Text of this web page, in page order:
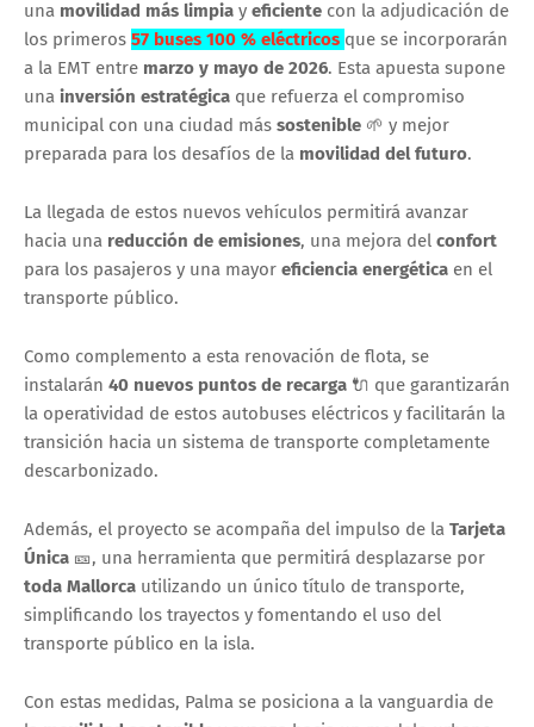
una movilidad más limpia y eficiente con la adjudicación de
los primeros 57 buses 100 % eléctricos que se incorporarán
a la EMT entre marzo y mayo de 2026. Esta apuesta supone
una inversión estratégica que refuerza el compromiso
municipal con una ciudad más sostenible 🌱 y mejor
preparada para los desafíos de la movilidad del futuro.
La llegada de estos nuevos vehículos permitirá avanzar
hacia una reducción de emisiones, una mejora del confort
para los pasajeros y una mayor eficiencia energética en el
transporte público.
Como complemento a esta renovación de flota, se
instalarán 40 nuevos puntos de recarga 🔌 que garantizarán
la operatividad de estos autobuses eléctricos y facilitarán la
transición hacia un sistema de transporte completamente
descarbonizado.
Además, el proyecto se acompaña del impulso de la Tarjeta
Única 🎫, una herramienta que permitirá desplazarse por
toda Mallorca utilizando un único título de transporte,
simplificando los trayectos y fomentando el uso del
transporte público en la isla.
Con estas medidas, Palma se posiciona a la vanguardia de